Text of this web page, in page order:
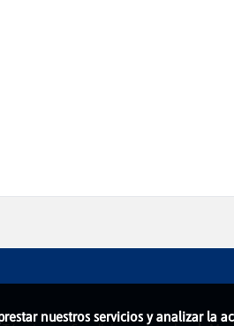
nuestros servicios y analizar